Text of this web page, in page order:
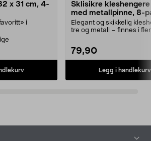
x 31 cm, 4-
i
Sklisikre
med metallpinne, 8-
Elegant og skikkelig
tre og metall – finnes i
79,90
Legg i handlekurv